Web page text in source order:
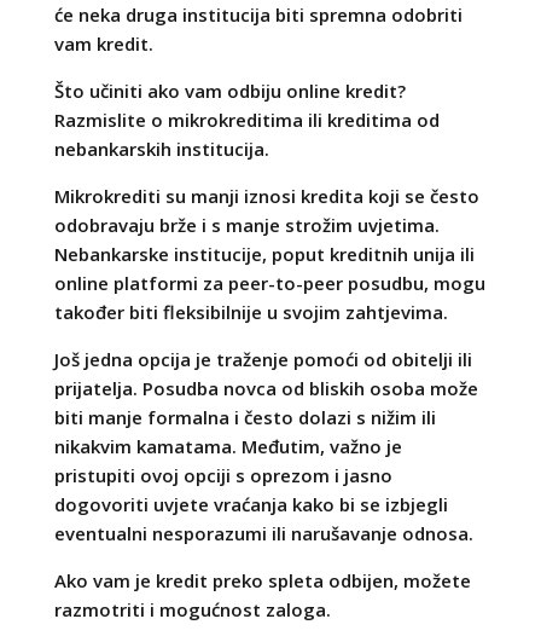
će neka druga institucija biti spremna odobriti
vam kredit.
Što učiniti ako vam odbiju online kredit?
Razmislite o mikrokreditima ili kreditima od
nebankarskih institucija.
Mikrokrediti su manji iznosi kredita koji se često
odobravaju brže i s manje strožim uvjetima.
Nebankarske institucije, poput kreditnih unija ili
online platformi za peer-to-peer posudbu, mogu
također biti fleksibilnije u svojim zahtjevima.
Još jedna opcija je traženje pomoći od obitelji ili
prijatelja. Posudba novca od bliskih osoba može
biti manje formalna i često dolazi s nižim ili
nikakvim kamatama. Međutim, važno je
pristupiti ovoj opciji s oprezom i jasno
dogovoriti uvjete vraćanja kako bi se izbjegli
eventualni nesporazumi ili narušavanje odnosa.
Ako vam je kredit preko spleta odbijen, možete
razmotriti i mogućnost zaloga.